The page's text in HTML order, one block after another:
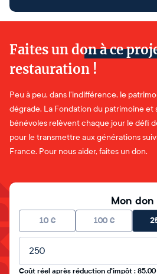
Faites un don à ce
restauration !
Peu à peu, dans l'indifférence, le
dégrade. La Fondation du patrimoine et
bénévoles relèvent chaque jour le défi
pour le transmettre aux générations
France. Pour nous aider, faites un don.
Mon don
10 € 100 €
Montant libre
Coût réel après réduction d'impôt : 85.00